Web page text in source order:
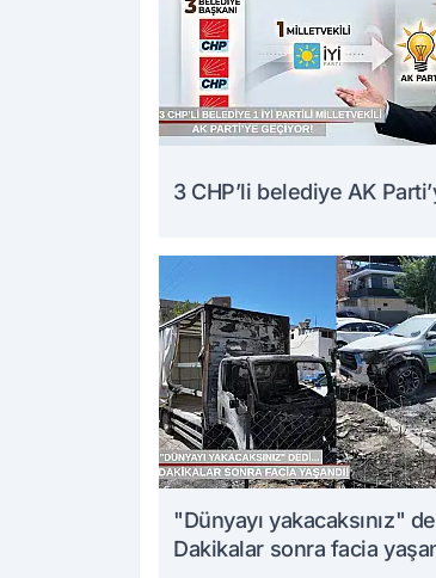
3 CHP’li belediye AK
"Dünyayı yakacaksınız"
Dakikalar sonra facia